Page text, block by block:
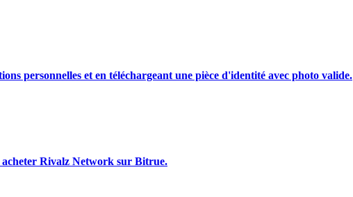
personnelles et en téléchargeant une pièce d'identité avec photo valide.
Rivalz Network sur Bitrue.